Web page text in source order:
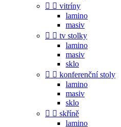
  vitríny
lamino
masiv
  tv stolky
lamino
masiv
sklo
  konferenční stoly
lamino
masiv
sklo
  skříně
lamino